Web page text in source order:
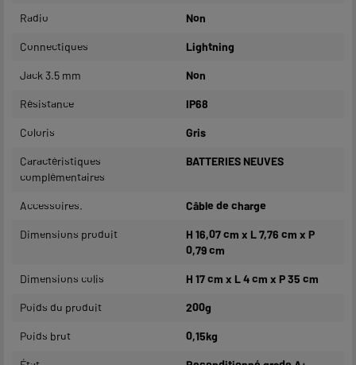
Radio Non
Connectiques Lightning
Jack 3.5 mm Non
Résistance IP68
Coloris Gris
Caractéristiques
complémentaires
BATTERIES NEUVES
Accessoires. Câble de charge
Dimensions produit
H 16,07 cm x L 7,76 cm x P
0,79 cm
Dimensions colis H 17 cm x L 4 cm x P 35 cm
Poids du produit 200g
Poids brut 0,15kg